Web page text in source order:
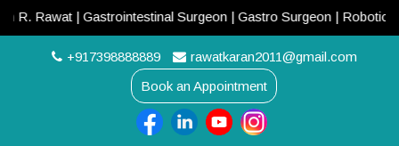
| Gastrointestinal Surgeon | Gastro Surgeon | Robotic Surgeon
+917398888889
rawatkaran2011@gmail.com
Book an Appointment